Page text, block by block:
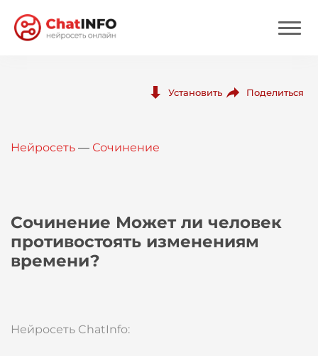
Вход
Установить Поделиться
Нейросеть — Сочинение
Сочинение Может ли человек
противостоять изменениям
времени?
Нейросеть ChatInfo: